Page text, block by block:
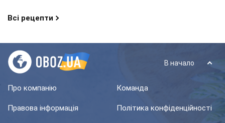
Всі рецепти
В начало
Про компанію Команда
Правова інформація Політика конфіденційності